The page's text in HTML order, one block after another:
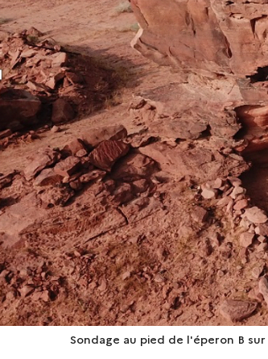
Sondage au pied de l'éperon B